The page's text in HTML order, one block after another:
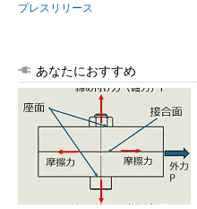
プレスリリース
あなたにおすすめ